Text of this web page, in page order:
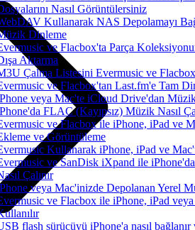
Nasıl Görüntülersiniz
Kullanarak NAS Depolamayı
Dinleme
ve Flacbox'ta Parça
Aktarma
Çalma Listesini Evermusic ve
ve Flacbox'tan Last.fm'e Tam
veya Mac'te iCloud Drive'dan
FLAC (Kayıpsız) Müzik Nasıl
ve Flacbox ile iPhone, iPad ve
ve Görüntüleme
Kullanarak iPhone, iPad ve
ve SanDisk iXpand ile
Çalınır
veya Mac'inizde Depolanan Yerel
ve Flacbox ile iPhone, iPad veya
flash sürücüyü iPhone'a nasıl